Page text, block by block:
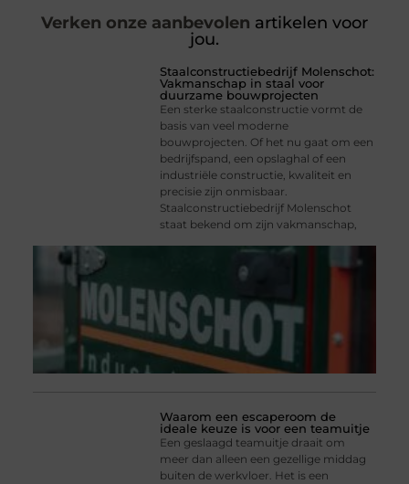
Verken onze aanbevolen artikelen voor
jou.
Staalconstructiebedrijf Molenschot:
Vakmanschap in staal voor
duurzame bouwprojecten
Een sterke staalconstructie vormt de
basis van veel moderne
bouwprojecten. Of het nu gaat om een
bedrijfspand, een opslaghal of een
industriële constructie, kwaliteit en
precisie zijn onmisbaar.
Staalconstructiebedrijf Molenschot
staat bekend om zijn vakmanschap,
Waarom een escaperoom de
ideale keuze is voor een teamuitje
Een geslaagd teamuitje draait om
meer dan alleen een gezellige middag
buiten de werkvloer. Het is een